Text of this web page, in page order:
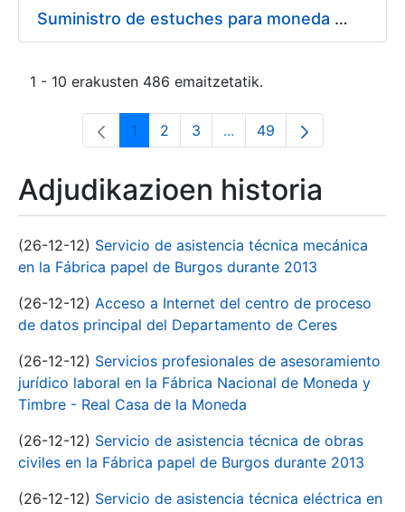
Suministro de estuches para moneda de 30 €
1 - 10 erakusten 486 emaitzetatik.
Orrialdea
1 Orrialdea
2 Orrialdea
3 ...Intermediate Pages Use
Orrialdea
49
Adjudikazioen historia
(26-12-12) Servicio de asistencia técnica mecánica
en la Fábrica papel de Burgos durante 2013
(26-12-12) Acceso a Internet del centro de proceso
de datos principal del Departamento de Ceres
(26-12-12) Servicios profesionales de asesoramiento
jurídico laboral en la Fábrica Nacional de Moneda y
Timbre - Real Casa de la Moneda
(26-12-12) Servicio de asistencia técnica de obras
civiles en la Fábrica papel de Burgos durante 2013
(26-12-12) Servicio de asistencia técnica eléctrica en